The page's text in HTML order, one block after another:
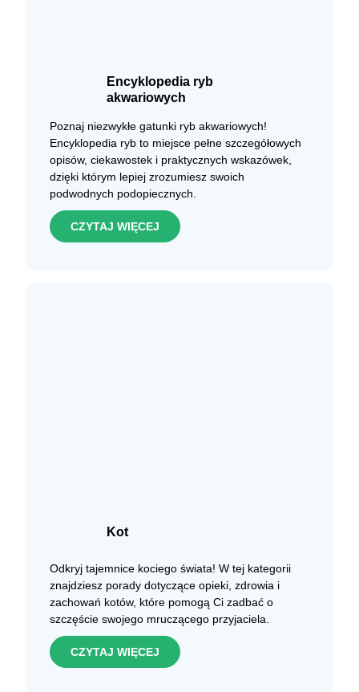
Encyklopedia ryb
akwariowych
Poznaj niezwykłe gatunki ryb akwariowych!
Encyklopedia ryb to miejsce pełne szczegółowych
opisów, ciekawostek i praktycznych wskazówek,
dzięki którym lepiej zrozumiesz swoich
podwodnych podopiecznych.
CZYTAJ WIĘCEJ
Kot
Odkryj tajemnice kociego świata! W tej kategorii
znajdziesz porady dotyczące opieki, zdrowia i
zachowań kotów, które pomogą Ci zadbać o
szczęście swojego mruczącego przyjaciela.
CZYTAJ WIĘCEJ